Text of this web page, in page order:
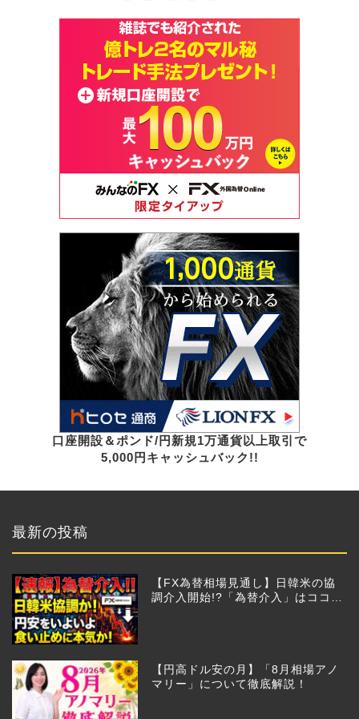
口座開設＆ポンド/円新規1万通貨以上取引で
5,000円キャッシュバック!!
最新の投稿
【FX為替相場見通し】日韓米の協
調介入開始!?「為替介入」はココか
【円高ドル安の月】「8月相場アノ
マリー」について徹底解説！